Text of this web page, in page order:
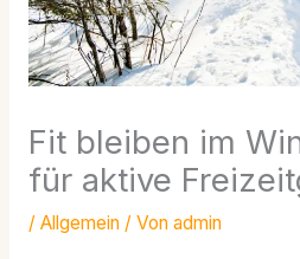
Fit bleiben im
für aktive
/ Allgemein/ Von admin